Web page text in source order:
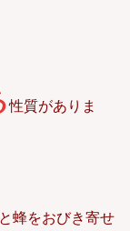
性質がありま
蜂をおびき寄せ